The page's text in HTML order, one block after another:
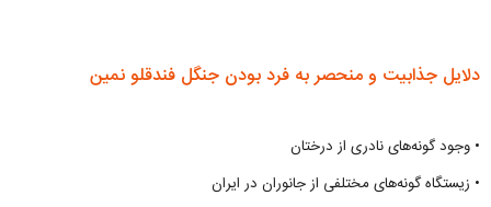
دلایل جذابیت و منحصر به فرد بودن جنگل فندقلو نمین
• وجود گونه‌های نادری از درختان
• زیستگاه گونه‌های مختلفی از جانوران در ایران